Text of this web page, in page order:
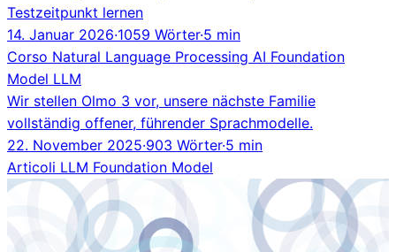
Testzeitpunkt lernen
14. Januar 2026·1059 Wörter·5 min
Corso Natural Language Processing AI Foundation
Model LLM
Wir stellen Olmo 3 vor, unsere nächste Familie
vollständig offener, führender Sprachmodelle.
22. November 2025·903 Wörter·5 min
Articoli LLM Foundation Model